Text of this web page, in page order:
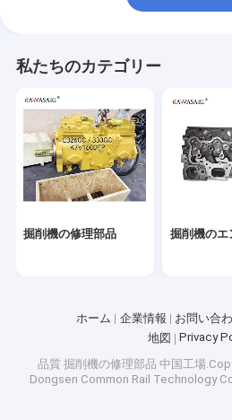
私たちのカテゴリー
掘削機の修理部品 掘削機のエ
ホーム 企業情報 お問い合
地図
Privacy
品質 掘削機の修理部品 中国工場
Dongsen Common Rail Technology